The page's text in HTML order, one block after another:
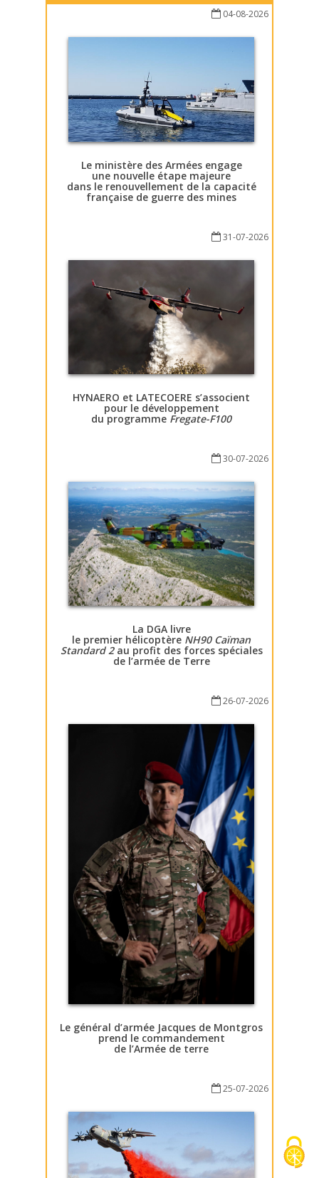
04-08-2026
Le ministère des Armées engage
une nouvelle étape majeure
dans le renouvellement de la capacité
française de guerre des mines
31-07-2026
HYNAERO et LATECOERE s’associent
pour le développement
du programme Fregate-F100
30-07-2026
La DGA livre
le premier hélicoptère NH90 Caïman
Standard 2au profit des forces spéciales
de l’armée de Terre
26-07-2026
Le général d’armée Jacques de Montgros
prend le commandement
de l’Armée de terre
25-07-2026